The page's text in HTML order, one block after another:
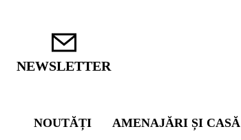
NEWSLETTER
NOUTĂȚI AMENAJĂRI ȘI CASĂ